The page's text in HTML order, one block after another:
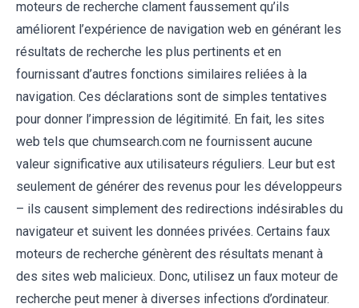
moteurs de recherche clament faussement qu’ils
améliorent l’expérience de navigation web en générant les
résultats de recherche les plus pertinents et en
fournissant d’autres fonctions similaires reliées à la
navigation. Ces déclarations sont de simples tentatives
pour donner l’impression de légitimité. En fait, les sites
web tels que chumsearch.com ne fournissent aucune
valeur significative aux utilisateurs réguliers. Leur but est
seulement de générer des revenus pour les développeurs
– ils causent simplement des redirections indésirables du
navigateur et suivent les données privées. Certains faux
moteurs de recherche génèrent des résultats menant à
des sites web malicieux. Donc, utilisez un faux moteur de
recherche peut mener à diverses infections d’ordinateur.